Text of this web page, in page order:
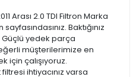
Arası 2.0 TDI Filtron Marka
Baktığınız
Güçlü yedek parça
müşterilerimize en
için çalışıyoruz.
ihtiyacınız varsa